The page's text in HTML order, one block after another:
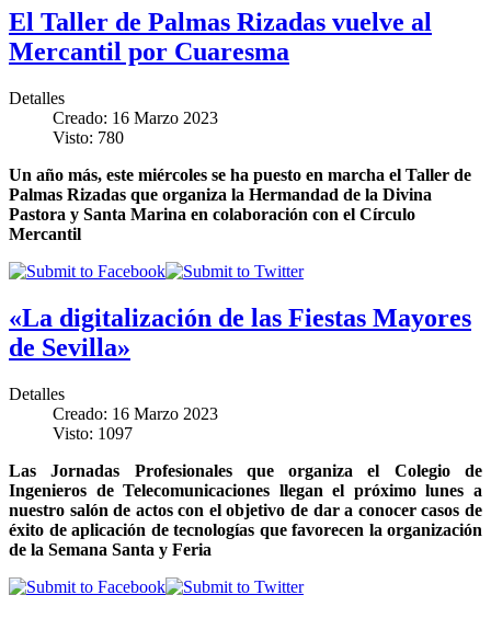
El Taller de Palmas Rizadas vuelve al
Mercantil por Cuaresma
Detalles
Creado: 16 Marzo 2023
Visto: 780
Un año más, este miércoles se ha puesto en marcha el Taller de
Palmas Rizadas que organiza la Hermandad de la Divina
Pastora y Santa Marina en colaboración con el Círculo
Mercantil
«La digitalización de las Fiestas Mayores
de Sevilla»
Detalles
Creado: 16 Marzo 2023
Visto: 1097
Las Jornadas Profesionales que organiza el Colegio de
Ingenieros de Telecomunicaciones llegan el próximo lunes a
nuestro salón de actos con el objetivo de dar a conocer casos de
éxito de aplicación de tecnologías que favorecen la organización
de la Semana Santa y Feria